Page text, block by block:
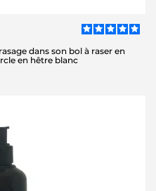
dans son bol à raser en
en hêtre blanc